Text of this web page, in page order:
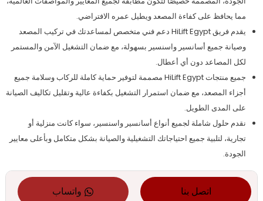
مما يحافظ على كفاءة المصعد ويطيل عمره الافتراضي.
يقدم فريق HiLift Egypt دعم فني متخصص لمساعدتك في تركيب المصعد
وصيانة جميع أسانسير واسنسير بسهولة، مع ضمان التشغيل الآمن والمستمر
لكل المصاعد دون أي أعطال.
جميع منتجات HiLift Egypt مصممة لتوفير حماية كاملة للركاب وسلامة جميع
أجزاء المصعد، مع ضمان استمرار التشغيل بكفاءة عالية وتقليل تكاليف الصيانة
على المدى الطويل.
نقدم حلول شاملة لجميع أنواع أسانسير واسنسير، سواء كانت منزلية أو
تجارية، لتلبية جميع احتياجاتك التشغيلية والصيانة بشكل متكامل وبأعلى معايير
الجودة.
اتصل بنا واتساب